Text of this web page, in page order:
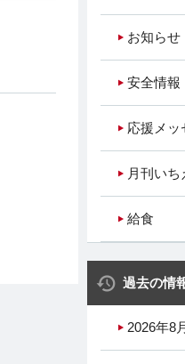
お知らせ
安全情報
応援メッ
月刊いち
給食
過去の情
2026年8月